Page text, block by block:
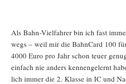
Als Bahn-Viel­fah­rer bin ich fast
wegs – weil mir die Bahn­Card 100
4000 Euro pro Jahr schon teu­er
ein­fach nie anders ken­nen­ge­lernt
lich immer die 2. Klas­se in IC und